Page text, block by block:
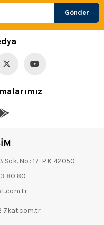
Gönder
Sok. No : 17 P.K. 42050
80 80
7kat.com.tr